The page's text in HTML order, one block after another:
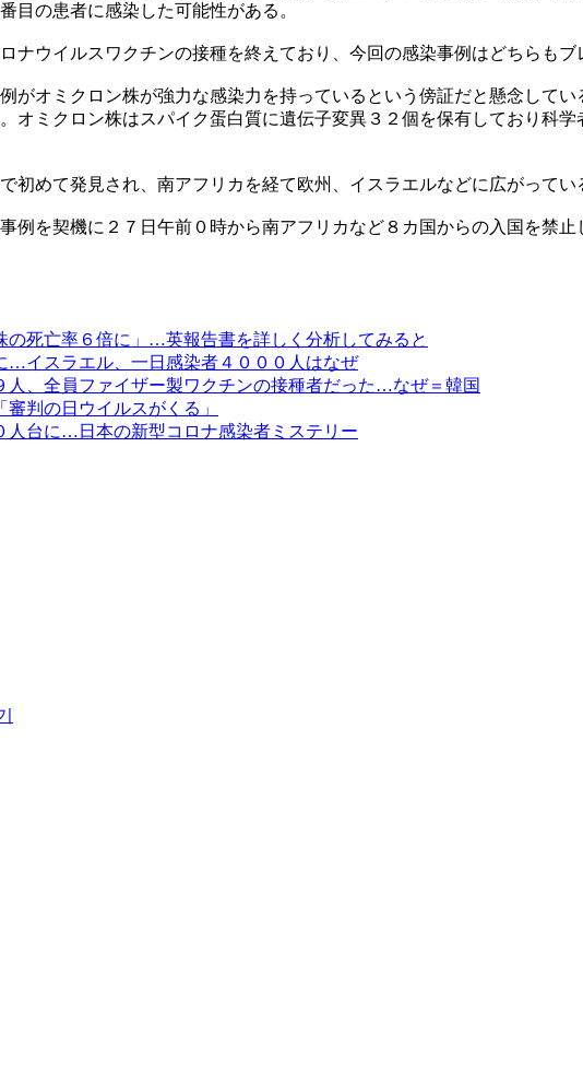
目の患者に感染した可能性がある。
ナウイルスワクチンの接種を終えており、今回の感染事例はどちらもブ
がオミクロン株が強力な感染力を持っているという傍証だと懸念して
オミクロン株はスパイク蛋白質に遺伝子変異３２個を保有しており科
初めて発見され、南アフリカを経て欧州、イスラエルなどに広がってい
例を契機に２７日午前０時から南アフリカなど８カ国からの入国を禁止
の死亡率６倍に」…英報告書を詳しく分析してみると
…イスラエル、一日感染者４０００人はなぜ
人、全員ファイザー製ワクチンの接種者だった…なぜ＝韓国
判の日ウイルスがくる」
人台に…日本の新型コロナ感染者ミステリー